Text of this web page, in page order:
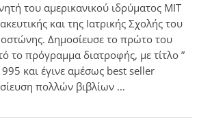
του αμερικανικού ιδρύματος ΜΙΤ
και της Ιατρικής Σχολής του
Δημοσίευσε το πρώτο του
το πρόγραμμα διατροφής, με τίτλο ”
και έγινε αμέσως best seller
πολλών βιβλίων …